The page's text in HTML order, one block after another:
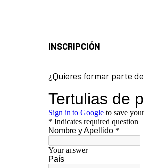
INSCRIPCIÓN
¿Quieres formar parte